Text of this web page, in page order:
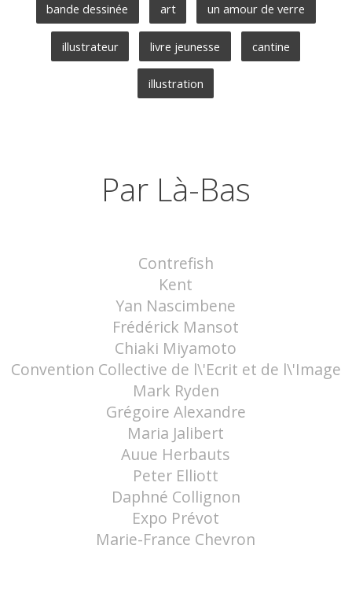
bande dessinée art un amour de verre
illustrateur livre jeunesse cantine
illustration
Par Là-Bas
Contrefish
Kent
Yan Nascimbene
Frédérick Mansot
Chiaki Miyamoto
Convention Collective de l\'Ecrit et de l\'Image
Mark Ryden
Grégoire Alexandre
Maria Jalibert
Auue Herbauts
Peter Elliott
Daphné Collignon
Expo Prévot
Marie-France Chevron